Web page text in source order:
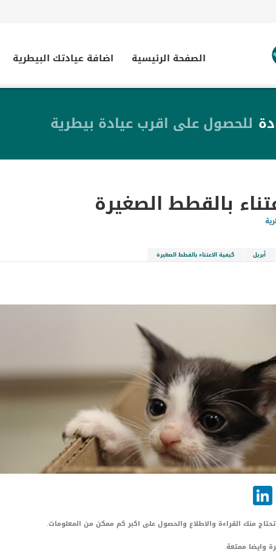
الصفحة الرئيسية اضافة عيادتك البيطرية
للحصول على اقرب عيادة بيطرية
بالقطط الصغيرة
أبريل كيفية الاعتناء بالقطط الصغيرة
Reddit
تحتاج منك القراءة والاطلاع والحصول على اكبر كم ممكن من المعلومات.
وايضا ممتعة.